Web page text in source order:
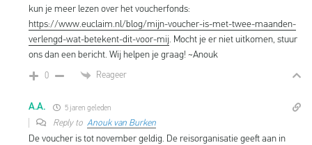
kun je meer lezen over het voucherfonds:
https://www.euclaim.nl/blog/mijn-voucher-is-met-twee-maanden-
verlengd-wat-betekent-dit-voor-mij. Mocht je er niet uitkomen, stuur
ons dan een bericht. Wij helpen je graag! ~Anouk
0 Reageer
A.A. 5 jaren geleden
Reply to Anouk van Burken
De voucher is tot november geldig. De reisorganisatie geeft aan in